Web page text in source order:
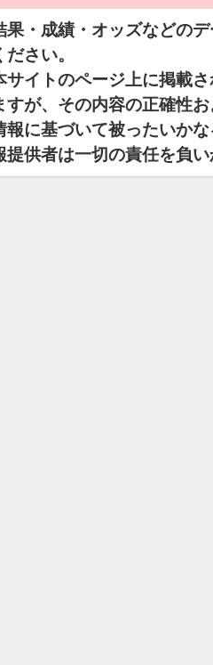
果・成績・オッズなどの
ださい。
サイトのページ上に掲載
すが、その内容の正確性
報に基づいて被ったいか
提供者は一切の責任を負い